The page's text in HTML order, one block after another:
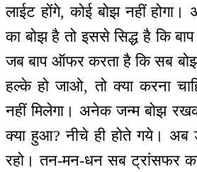
लाईट होंगे, कोई बोझ नहीं होगा।
का बोझ है तो इससे सिद्ध है कि
जब बाप ऑफर करता है कि सब
हल्के हो जाओ, तो क्या करना
नहीं मिलेगा। अनेक जन्म बोझ
क्या हुआ? नीचे ही होते गये।
रहो। तन-मन-धन सब ट्रांसफर